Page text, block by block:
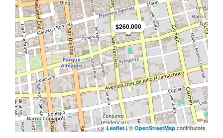
$260.000
Leaflet| © OpenStreetMapcontributors